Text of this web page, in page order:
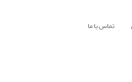
تماس با ما